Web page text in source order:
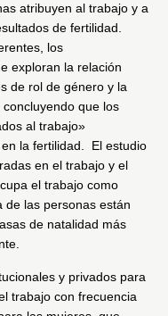
atribuyen al trabajo y a
de fertilidad.
los
exploran la relación
de rol de género y la
que los
al trabajo»
la fertilidad. El estudio
en el trabajo y el
el trabajo como
de las personas están
de natalidad más
y privados para
trabajo con frecuencia